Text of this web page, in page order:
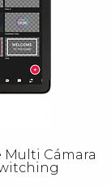
Multi Cámara